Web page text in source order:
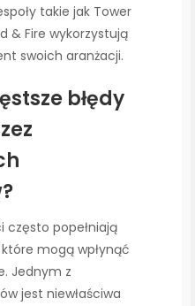
takie jak Tower
& Fire wykorzystują
swoich aranżacji.
błędy
często popełniają
mogą wpłynąć
Jednym z
jest niewłaściwa